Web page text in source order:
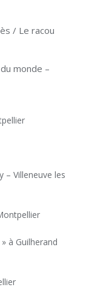
/ Le racou
monde –
– Villeneuve les
à Guilherand